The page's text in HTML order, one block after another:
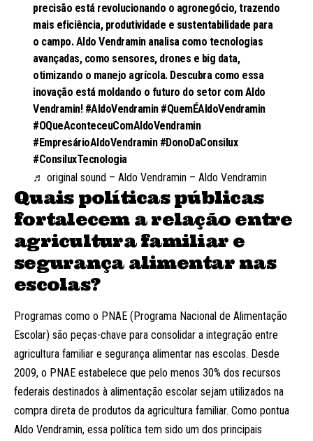
precisão está revolucionando o agronegócio, trazendo
mais eficiência, produtividade e sustentabilidade para
o campo. Aldo Vendramin analisa como tecnologias
avançadas, como sensores, drones e big data,
otimizando o manejo agrícola. Descubra como essa
inovação está moldando o futuro do setor com Aldo
Vendramin! #AldoVendramin #QuemÉAldoVendramin
#OQueAconteceuComAldoVendramin
#EmpresárioAldoVendramin #DonoDaConsilux
#ConsiluxTecnologia
♬ original sound – Aldo Vendramin – Aldo Vendramin
Quais políticas públicas
fortalecem a relação entre
agricultura familiar e
segurança alimentar nas
escolas?
Programas como o PNAE (Programa Nacional de Alimentação
Escolar) são peças-chave para consolidar a integração entre
agricultura familiar e segurança alimentar nas escolas. Desde
2009, o PNAE estabelece que pelo menos 30% dos recursos
federais destinados à alimentação escolar sejam utilizados na
compra direta de produtos da agricultura familiar. Como pontua
Aldo Vendramin, essa política tem sido um dos principais